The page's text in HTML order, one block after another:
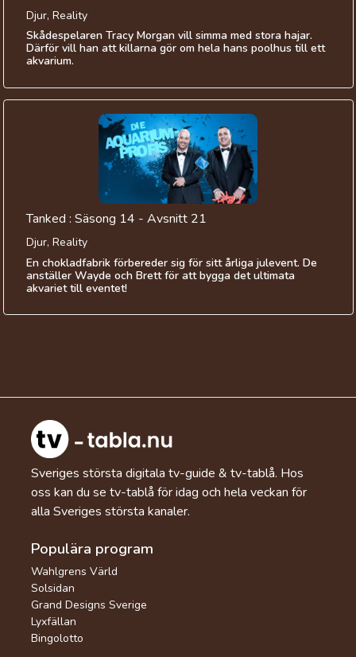
Djur, Reality
Skådespelaren Tracy Morgan vill simma med stora hajar.
Därför vill han att killarna gör om hela hans poolhus till ett
akvarium.
Tanked : Säsong 14 - Avsnitt 21
Djur, Reality
En chokladfabrik förbereder sig för sitt årliga julevent. De
anställer Wayde och Brett för att bygga det ultimata
akvariet till eventet!
Sveriges största digitala tv-guide & tv-tablå. Hos
oss kan du se tv-tablå för idag och hela veckan för
alla Sveriges största kanaler.
Populära program
Wahlgrens Värld
Solsidan
Grand Designs Sverige
Lyxfällan
Bingolotto